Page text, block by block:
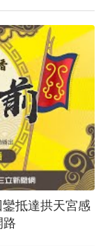
抵達拱天宮感
路